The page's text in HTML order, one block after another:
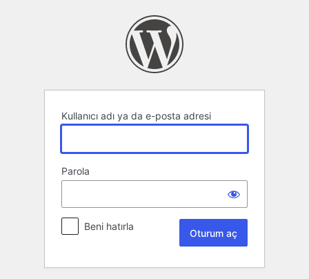
Kullanıcı adı ya da e-posta adresi
Parola
Beni hatırla